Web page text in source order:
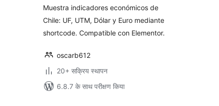
Muestra indicadores económicos de
Chile: UF, UTM, Dólar y Euro mediante
shortcode. Compatible con Elementor.
oscarb612
20+ सक्रिय स्थापन
6.8.7 के साथ परीक्षण किया